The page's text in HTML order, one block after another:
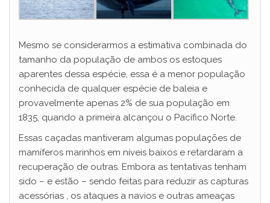
Mesmo se considerarmos a estimativa combinada do
tamanho da população de ambos os estoques
aparentes dessa espécie, essa é a menor população
conhecida de qualquer espécie de baleia e
provavelmente apenas 2% de sua população em
1835, quando a primeira alcançou o Pacífico Norte.
Essas caçadas mantiveram algumas populações de
mamíferos marinhos em níveis baixos e retardaram a
recuperação de outras. Embora as tentativas tenham
sido – e estão – sendo feitas para reduzir as capturas
acessórias , os ataques a navios e outras ameaças